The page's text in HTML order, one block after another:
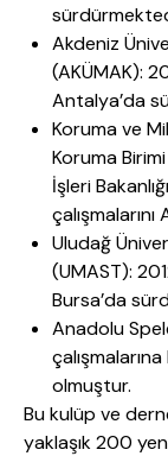
Akdeniz
(AKÜMAK):
Antalya’da
Koruma ve
Koruma
İşleri
Uludağ
(UMAST):
Bursa’da
Anadolu
olmuştur.
Bu kulüp ve
yaklaşık 200